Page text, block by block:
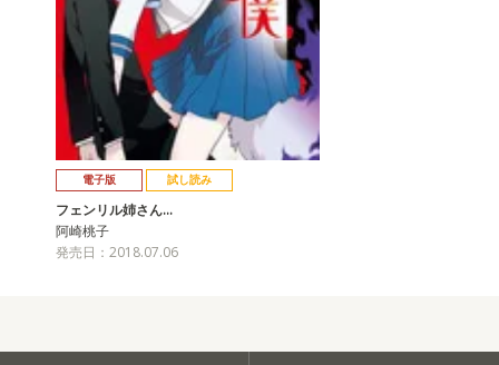
電子版 試し読み
フェンリル姉さん…
阿崎桃子
発売日：2018.07.06